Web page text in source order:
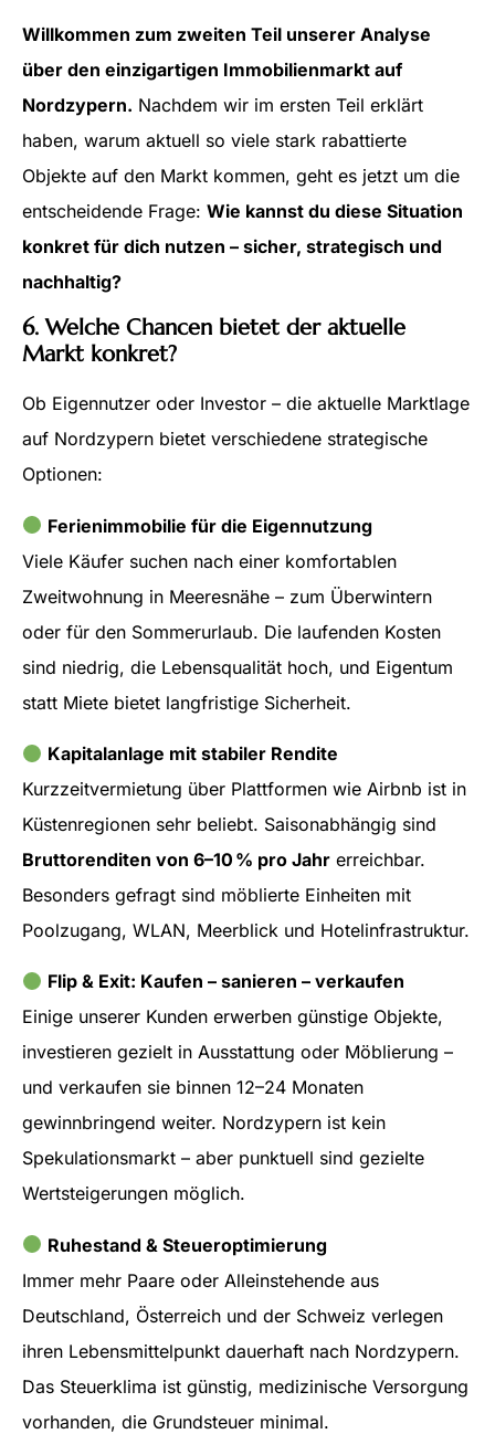
Willkommen zum zweiten Teil unserer Analyse
über den einzigartigen Immobilienmarkt auf
Nordzypern. Nachdem wir im ersten Teil erklärt
haben, warum aktuell so viele stark rabattierte
Objekte auf den Markt kommen, geht es jetzt um die
entscheidende Frage: Wie kannst du diese Situation
konkret für dich nutzen – sicher, strategisch und
nachhaltig?
6. Welche Chancen bietet der aktuelle
Markt konkret?
Ob Eigennutzer oder Investor – die aktuelle Marktlage
auf Nordzypern bietet verschiedene strategische
Optionen:
Ferienimmobilie für die Eigennutzung
Viele Käufer suchen nach einer komfortablen
Zweitwohnung in Meeresnähe – zum Überwintern
oder für den Sommerurlaub. Die laufenden Kosten
sind niedrig, die Lebensqualität hoch, und Eigentum
statt Miete bietet langfristige Sicherheit.
Kapitalanlage mit stabiler Rendite
Kurzzeitvermietung über Plattformen wie Airbnb ist in
Küstenregionen sehr beliebt. Saisonabhängig sind
Bruttorenditen von 6–10 % pro Jahr erreichbar.
Besonders gefragt sind möblierte Einheiten mit
Poolzugang, WLAN, Meerblick und Hotelinfrastruktur.
Flip & Exit: Kaufen – sanieren – verkaufen
Einige unserer Kunden erwerben günstige Objekte,
investieren gezielt in Ausstattung oder Möblierung –
und verkaufen sie binnen 12–24 Monaten
gewinnbringend weiter. Nordzypern ist kein
Spekulationsmarkt – aber punktuell sind gezielte
Wertsteigerungen möglich.
Ruhestand & Steueroptimierung
Immer mehr Paare oder Alleinstehende aus
Deutschland, Österreich und der Schweiz verlegen
ihren Lebensmittelpunkt dauerhaft nach Nordzypern.
Das Steuerklima ist günstig, medizinische Versorgung
vorhanden, die Grundsteuer minimal.